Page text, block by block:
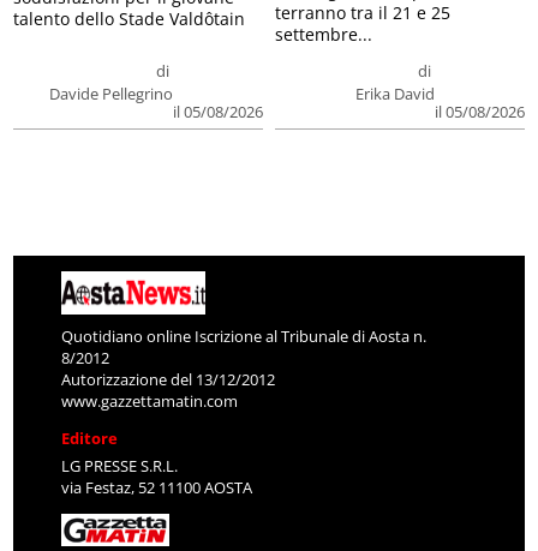
di
Davide Pellegrino
il 05/08/2026
talento dello Stade Valdôtain
di
Erika David
il 05/08/2026
terranno tra il 21 e 25
settembre...
Quotidiano online Iscrizione al Tribunale di Aosta n.
8/2012
Autorizzazione del 13/12/2012
www.gazzettamatin.com
Editore
LG PRESSE S.R.L.
via Festaz, 52 11100 AOSTA